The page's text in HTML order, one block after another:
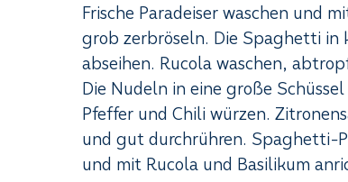
Frische Paradeiser waschen und
grob zerbröseln. Die Spaghetti in
abseihen. Rucola waschen,
Die Nudeln in eine große
Pfeffer und Chili würzen.
und gut durchrühren. Spaghetti-
und mit Rucola und Basilikum